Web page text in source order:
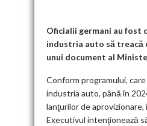
k
Oficialii germani au fost
industria auto să treacă
unui document al
Conform programului,
industria auto, până în
lanţurilor de
Executivul intenţionează